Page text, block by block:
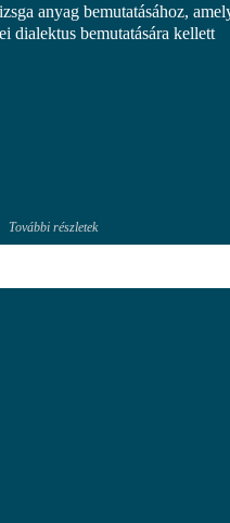
anyag bemutatásához,
dialektus bemutatására kellett
További részletek